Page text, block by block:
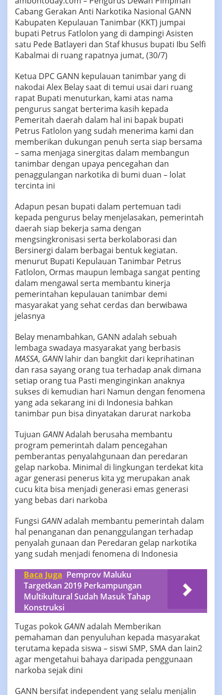
Cabang Gerakan Anti Narkotika Nasional GANN
Kabupaten Kepulauan Tanimbar (KKT) jumpai
bupati Petrus Fatlolon yang di dampingi Asisten
satu Pede Batlayeri dan Staf khusus bupati Ibu Selfi
Kabalmai di ruang rapatnya jumat, (30/7)
Ketua DPC GANN kepulauan tanimbar yang di
nakodai Alex Belay saat di temui usai dari ruang
rapat Bupati menuturkan, kami atas nama
pengurus sangat berterima kasih kepada
Pemeritah daerah dalam hal ini bapak bupati
Petrus Fatlolon yang sudah menerima kami dan
memberikan dukungan penuh serta siap bersama
– sama menjaga sinergitas dalam membangun
tanimbar dengan upaya pencegahan dan
penaggulangan narkotika di bumi duan – lolat
tercinta ini
Adapun pesan bupati dalam pertemuan tadi
kepada pengurus belay menjelasakan, pemerintah
daerah siap bekerja sama dengan
mengsingkronisasi serta berkolaborasi dan
Bersinergi dalam berbagai bentuk kegiatan.
menurut Bupati Kepulauan Tanimbar Petrus
Fatlolon, Ormas maupun lembaga sangat penting
dalam mengawal serta membantu kinerja
pemerintahan kepulauan tanimbar demi
masyarakat yang sehat cerdas dan berwibawa
jelasnya
Belay menambahkan, GANN adalah sebuah
lembaga swadaya masyarakat yang berbasis
MASSA, GANNlahir dan bangkit dari keprihatinan
dan rasa sayang orang tua terhadap anak dimana
setiap orang tua Pasti menginginkan anaknya
sukses di kemudian hari Namun dengan fenomena
yang ada sekarang ini di Indonesia bahkan
tanimbar pun bisa dinyatakan darurat narkoba
Tujuan GANNAdalah berusaha membantu
program pemerintah dalam pencegahan
pemberantas penyalahgunaan dan peredaran
gelap narkoba. Minimal di lingkungan terdekat kita
agar generasi penerus kita yg merupakan anak
cucu kita bisa menjadi generasi emas generasi
yang bebas dari narkoba
Fungsi GANNadalah membantu pemerintah dalam
hal penanganan dan penanggulangan terhadap
penyalah gunaan dan Peredaran gelap narkotika
yang sudah menjadi fenomena di Indonesia
Baca Juga Pemprov Maluku
Targetkan 2019 Perkampungan
Multikultural Sudah Masuk Tahap
Konstruksi
Tugas pokok GANNadalah Memberikan
pemahaman dan penyuluhan kepada masyarakat
terutama kepada siswa – siswi SMP, SMA dan lain2
agar mengetahui bahaya daripada penggunaan
narkoba sejak dini
GANN bersifat independent yang selalu menjalin